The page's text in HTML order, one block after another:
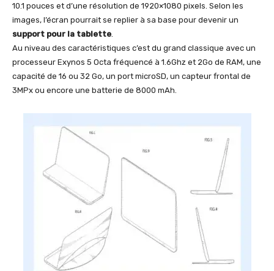
10.1 pouces et d’une résolution de 1920×1080 pixels. Selon les
images, l’écran pourrait se replier à sa base pour devenir un
support pour la tablette
Au niveau des caractéristiques c’est du grand classique avec un
processeur Exynos 5 Octa fréquencé à 1.6Ghz et 2Go de RAM, une
capacité de 16 ou 32 Go, un port microSD, un capteur frontal de
3MPx ou encore une batterie de 8000 mAh.